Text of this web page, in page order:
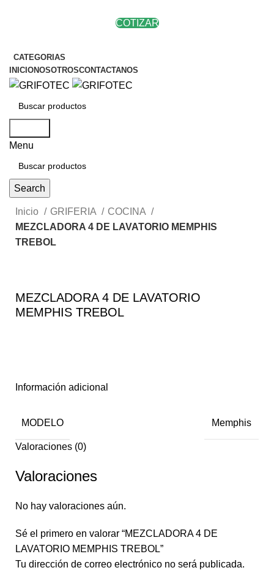
COTIZAR
CATEGORIAS
INICIONOSOTROSCONTACTANOS
Menu
Search
Inicio GRIFERIA
COCINA
MEZCLADORA 4 DE LAVATORIO MEMPHIS
TREBOL
MEZCLADORA 4 DE LAVATORIO
MEMPHIS TREBOL
Información adicional
MODELO Memphis
Valoraciones (0)
Valoraciones
No hay valoraciones aún.
Sé el primero en valorar “MEZCLADORA 4 DE
LAVATORIO MEMPHIS TREBOL”
Tu dirección de correo electrónico no será publicada.